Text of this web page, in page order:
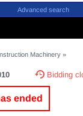
Advanced search
Machinery »
Bidding
ended